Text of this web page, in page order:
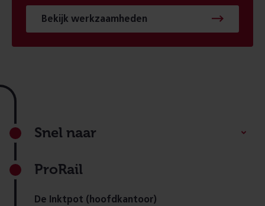
Bekijk werkzaamheden
Footer
Snel naar
ProRail
De Inktpot (hoofdkantoor)